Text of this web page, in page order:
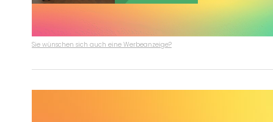
Sie wünschen sich auch eine Werbeanzeige?